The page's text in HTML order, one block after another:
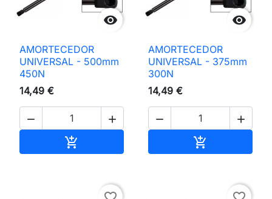

AMORTECEDOR
UNIVERSAL - 500mm
450N
14,49 €
 


AMORTECEDOR
UNIVERSAL - 375mm
300N
14,49 €
 
